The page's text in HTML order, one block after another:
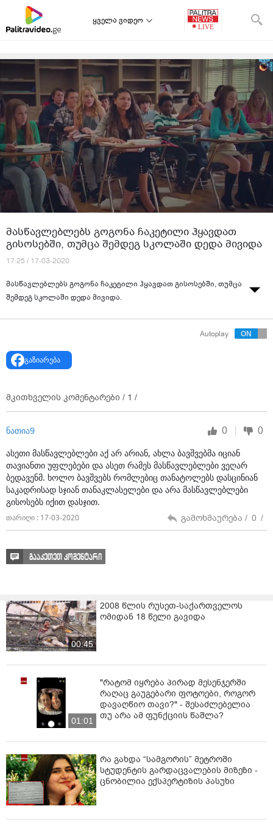
ყველა ვიდეო
მასწავლებლებს გოგონა ჩაკეტილი ჰყავდათ
გისოსებში, თუმცა შემდეგ სკოლაში დედა მივიდა
17:25 / 17-03-2020
მასწავლებლებს გოგონა ჩაკეტილი ჰყავდათ გისოსებში, თუმცა
შემდეგ სკოლაში დედა მივიდა.
წყარო: boom show
Autoplay
გაზიარება
მკითხველის კომენტარები / 1 /
ნათია9 0 0
ასეთი მასწავლებლები აქ არ არიან, ახლა ბავშვებმა იციან
თავიანთი უფლებები და ასეთ რამეს მასწავლებლები ვეღარ
ბედავენმ. ხოლო ბავშვებს რომლებიც თანატოლებს დასცინიან
საკადრისად სჯიან თანაკლასელები და არა მასწავლებლები
გისოსებს იქით დასჯით.
თარიღი : 17-03-2020 გამოხმაურება / 0 /
გააკეთეთ კომენტარი
00:45
2008 წლის რუსეთ-საქართველოს
ომიდან 18 წელი გავიდა
01:01
"რატომ იყრება პირად მესენჯერში
რაღაც გაუგებარი ფოტოები, როგორ
დავაღწიო თავი?" - შესაძლებელია
თუ არა ამ ფუნქციის წაშლა?
რა გახდა “სამგორის” მეტროში
სტუდენტის გარდაცვალების მიზეზი -
ცნობილია ექსპერტიზის პასუხი